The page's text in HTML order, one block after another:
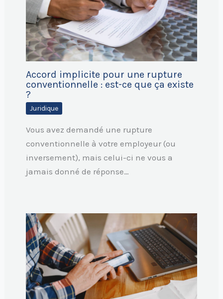
Accord implicite pour une rupture
conventionnelle : est-ce que ça existe
?
Juridique
Vous avez demandé une rupture
conventionnelle à votre employeur (ou
inversement), mais celui-ci ne vous a
jamais donné de réponse…